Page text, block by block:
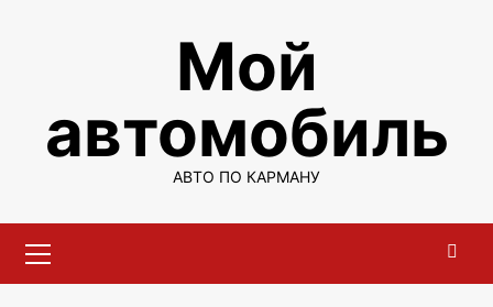
Мой
автомобиль
АВТО ПО КАРМАНУ
меню